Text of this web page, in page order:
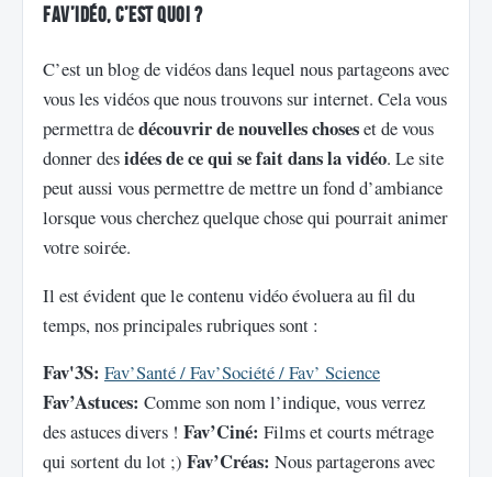
Fav’idéo, c’est quoi ?
C’est un blog de vidéos dans lequel nous partageons avec
vous les vidéos que nous trouvons sur internet. Cela vous
permettra dedécouvrir de nouvelles choseset de vous
donner desidées de ce qui se fait dans la vidéo. Le site
peut aussi vous permettre de mettre un fond d’ambiance
lorsque vous cherchez quelque chose qui pourrait animer
votre soirée.
Il est évident que le contenu vidéo évoluera au fil du
temps, nos principales rubriques sont :
Fav'3S: Fav’Santé / Fav’Société / Fav’ Science
Fav’Astuces: Comme son nom l’indique, vous verrez
des astuces divers ! Fav’Ciné: Films et courts métrage
qui sortent du lot ;) Fav’Créas: Nous partagerons avec